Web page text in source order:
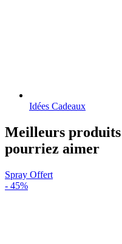
Idées Cadeaux
Meilleurs produits
pourriez aimer
Spray Offert
- 45%